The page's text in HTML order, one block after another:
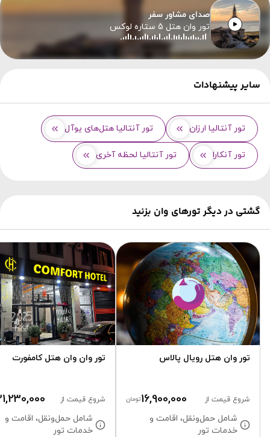
صدای مشاور سفر
تور وان هتل 5 ستاره لوکس
سایر پیشنهادات
تور آنتالیا ارزان تور آنتالیا هتل‌های یوآل
تور آنکارا تور آنتالیا لحظه آخری
گشتی در دیگر تورهای وان بزنید
تور وان هتل رویال پالاس
شروع قیمت از 16,900,000تومان
شامل حمل‌ونقل، اقامت و
خدمات تور
تور وان وان هتل کامفورت
شروع قیمت از
شامل حمل‌ونقل، اقامت و
خدمات تور